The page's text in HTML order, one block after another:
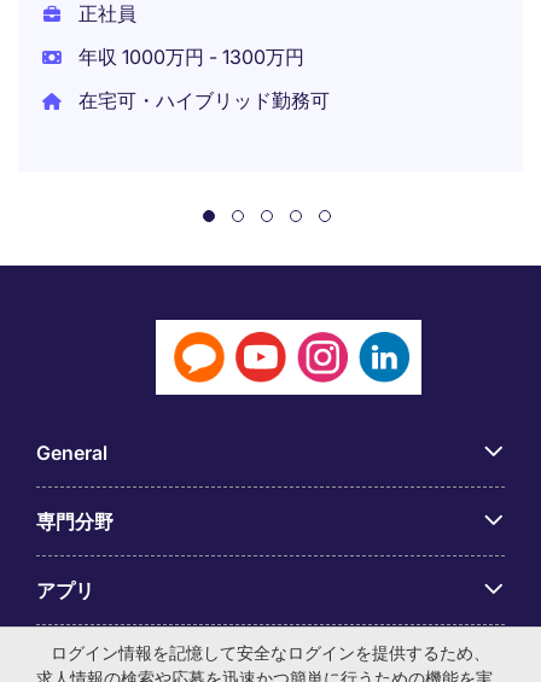
正社員
年収 1000万円 - 1300万円
在宅可・ハイブリッド勤務可
General
専門分野
アプリ
Employer Centre
ログイン情報を記憶して安全なログインを提供するため、
求人情報の検索や応募を迅速かつ簡単に行うための機能を実